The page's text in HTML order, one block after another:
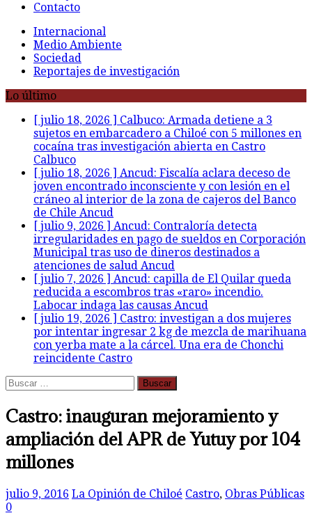
Contacto
Internacional
Medio Ambiente
Sociedad
Reportajes de investigación
Lo último
[ julio 18, 2026 ] Calbuco: Armada detiene a 3
sujetos en embarcadero a Chiloé con 5 millones en
cocaína tras investigación abierta en Castro
Calbuco
[ julio 18, 2026 ] Ancud: Fiscalía aclara deceso de
joven encontrado inconsciente y con lesión en el
cráneo al interior de la zona de cajeros del Banco
de ChileAncud
[ julio 9, 2026 ]Ancud: Contraloría detecta
irregularidades en pago de sueldos en Corporación
Municipal tras uso de dineros destinados a
atenciones de saludAncud
[ julio 7, 2026 ]Ancud: capilla de El Quilar queda
reducida a escombros tras «raro» incendio.
Labocar indaga las causasAncud
[ julio 19, 2026 ]Castro: investigan a dos mujeres
por intentar ingresar 2 kg de mezcla de marihuana
con yerba mate a la cárcel. Una era de Chonchi
reincidenteCastro
Buscar:
Castro: inauguran mejoramiento y
ampliación del APR de Yutuy por 104
millones
julio 9, 2016 La Opinión de Chiloé Castro Obras Públicas
0